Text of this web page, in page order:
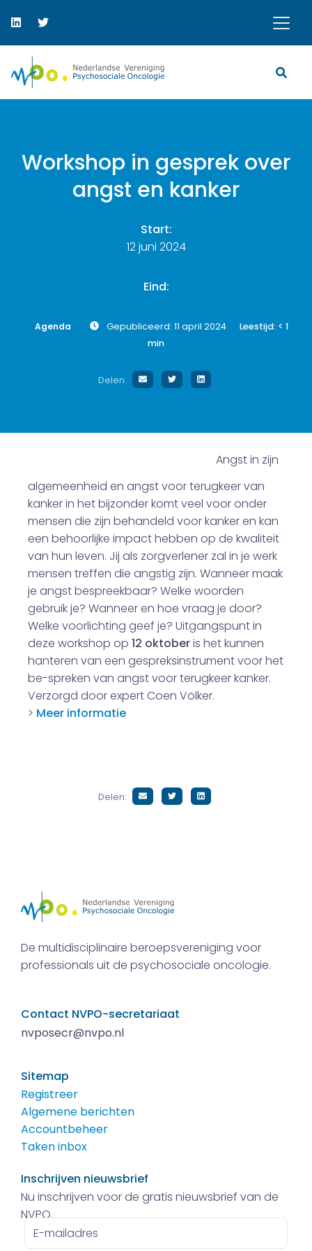
Workshop in gesprek over
angst en kanker
Start:
12 juni 2024
Eind:
Agenda Gepubliceerd: 11 april 2024 Leestijd: < 1
min
Delen:
Angst in zijn
algemeenheid en angst voor terugkeer van
kanker in het bijzonder komt veel voor onder
mensen die zijn behandeld voor kanker en kan
een behoorlijke impact hebben op de kwaliteit
van hun leven. Jij als zorgverlener zal in je werk
mensen treffen die angstig zijn. Wanneer maak
je angst bespreekbaar? Welke woorden
gebruik je? Wanneer en hoe vraag je door?
Welke voorlichting geef je? Uitgangspunt in
deze workshop op 12 oktoberis het kunnen
hanteren van een gespreksinstrument voor het
be-spreken van angst voor terugkeer kanker.
Verzorgd door expert Coen Völker.
> Meer informatie
Delen:
De multidisciplinaire beroepsvereniging voor
professionals uit de psychosociale oncologie.
Contact NVPO-secretariaat
nvposecr@nvpo.nl
Sitemap
Registreer
Algemene berichten
Accountbeheer
Taken inbox
Inschrijven nieuwsbrief
Nu inschrijven voor de gratis nieuwsbrief van de
NVPO.
E-
mailadres